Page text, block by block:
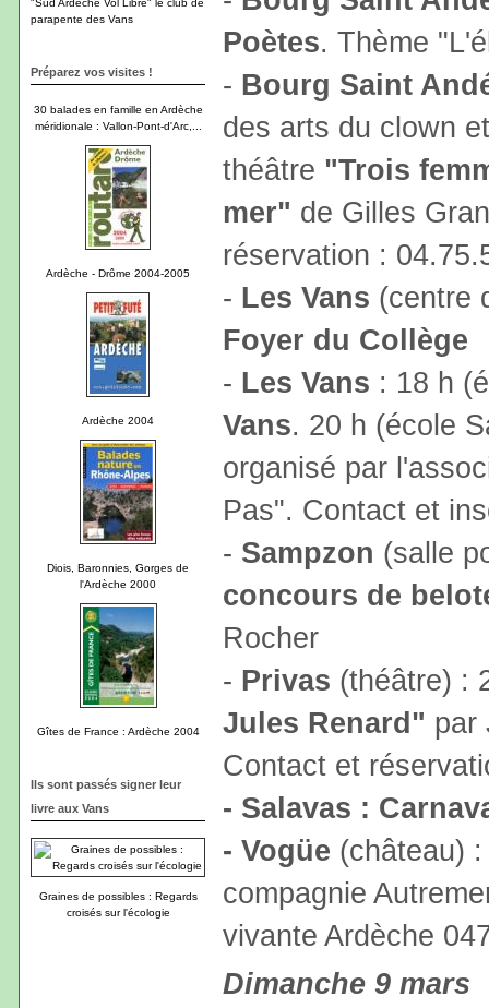
"Sud Ardèche Vol Libre" le club de
parapente des Vans
Préparez vos visites !
30 balades en famille en Ardèche
méridionale : Vallon-Pont-d'Arc,...
Ardèche - Drôme 2004-2005
Ardèche 2004
Diois, Baronnies, Gorges de
l'Ardèche 2000
Gîtes de France : Ardèche 2004
Ils sont passés signer leur
livre aux Vans
Graines de possibles : Regards
croisés sur l'écologie
Poètes. Thème
- Bourg Saint
des arts du clown
théâtre "Trois
mer" de Gilles
réservation :
- Les Vans (centre
Foyer du Collège
- Les Vans : 18 h
Vans. 20 h (école
organisé par
Pas". Contact et
- Sampzon (salle
concours de
Rocher
- Privas (théâtre) :
Jules Renard" par
Contact et
- Salavas :
- Vogüe (château)
compagnie
vivante Ardèche
Dimanche 9 mars